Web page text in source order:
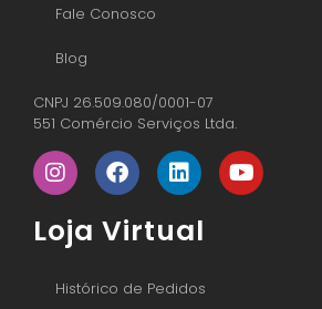
Fale Conosco
Blog
CNPJ 26.509.080/0001-07
551 Comércio Serviços Ltda.
Loja Virtual
Histórico de Pedidos